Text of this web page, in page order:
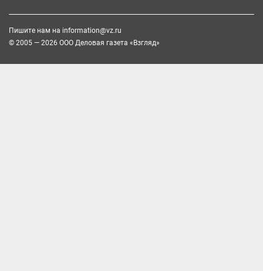
Пишите нам на information@vz.ru
© 2005 — 2026 ООО Деловая газета «Взгляд»